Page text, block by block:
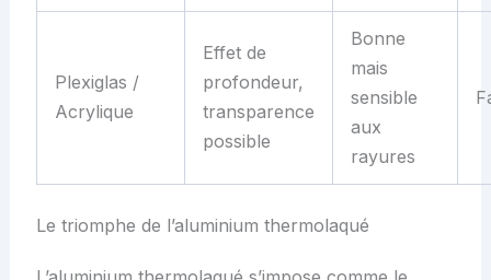
Plexiglas /
Acrylique
Effet de
profondeur,
transparence
possible
Bonne
mais
sensible
aux
rayures
Le triomphe de l’aluminium thermolaqué